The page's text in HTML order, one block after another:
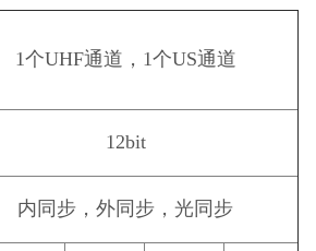
1个UHF通道，1个US通道
12bit
内同步，外同步，光同步